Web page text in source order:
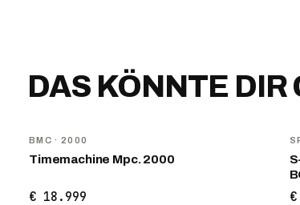
DAS KÖNNTE DIR
BMC · 2000
Timemachine Mpc. 2000
€ 18.999